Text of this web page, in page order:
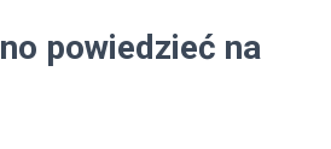
powiedzieć na